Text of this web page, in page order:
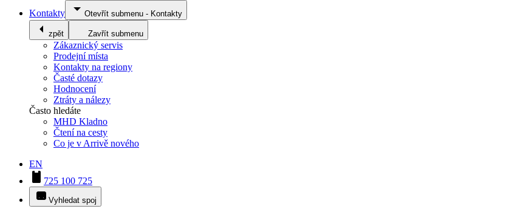
Kontakty
Otevřít submenu - Kontakty
zpět Zavřít submenu
Zákaznický servis
Prodejní místa
Kontakty na regiony
Časté dotazy
Hodnocení
Ztráty a nálezy
Často hledáte
MHD Kladno
Čtení na cesty
Co je v Arrivě nového
EN
725 100 725
Vyhledat spoj